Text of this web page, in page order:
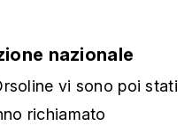
nazionale
vi sono poi stati
richiamato